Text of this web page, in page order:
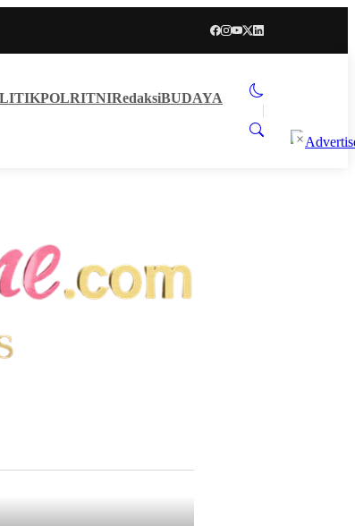
POLRITNIRedaksiBUDAYA
×